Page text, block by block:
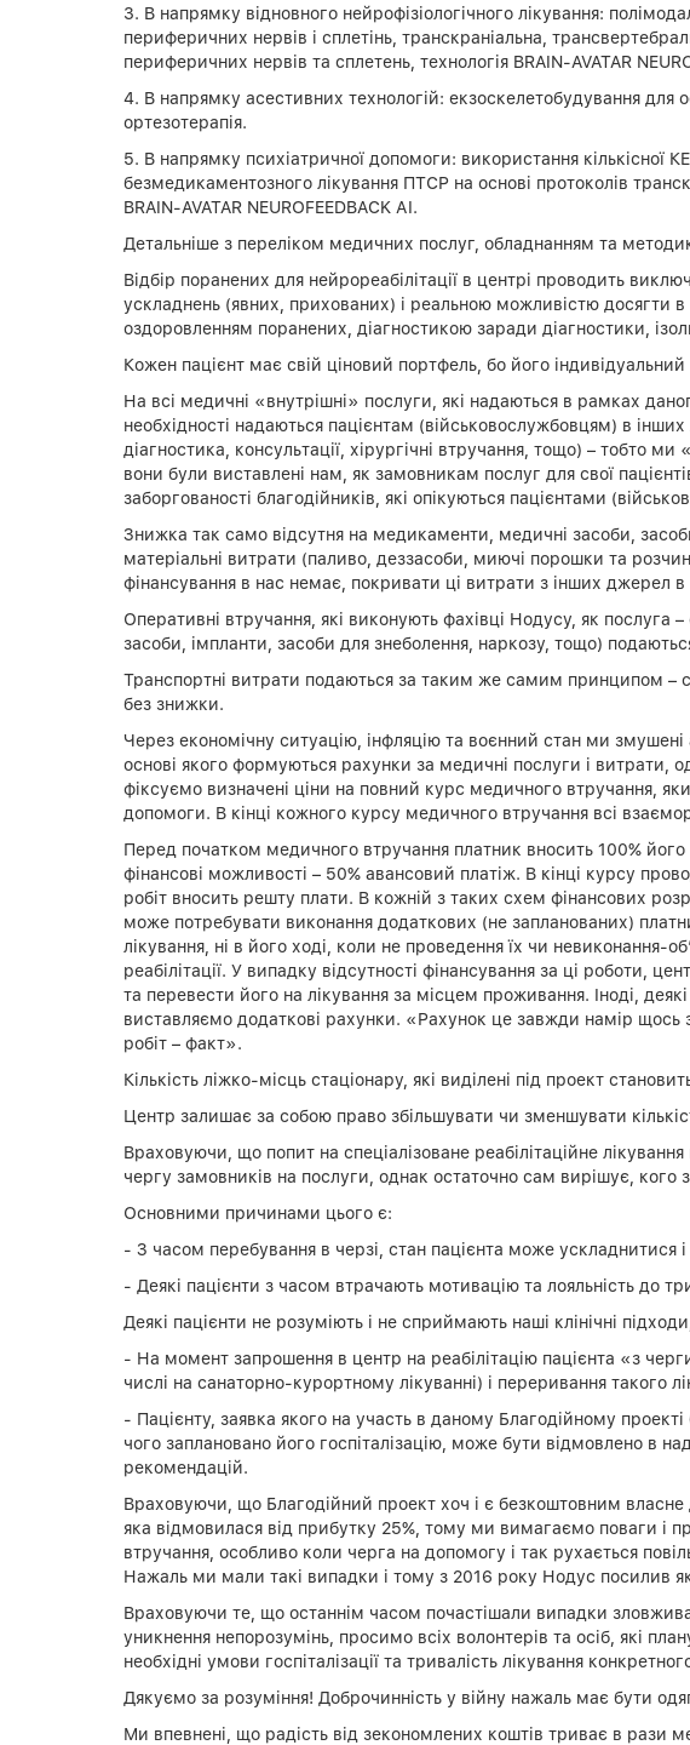
3. В напрямку відновного нейрофізіологічного лікування:
периферичних нервів і сплетінь, транскраніальна,
периферичних нервів та сплетень, технологія BRAIN-AVATAR
4. В напрямку асестивних технологій: екзоскелетобудування для
ортезотерапія.
5. В напрямку психіатричної допомоги: використання кількісної
безмедикаментозного лікування ПТСР на основі протоколів
BRAIN-AVATAR NEURОFEEDBACK АІ.
Детальніше з переліком медичних послуг, обладнанням та
Відбір поранених для нейрореабілітації в центрі проводить
ускладнень (явних, прихованих) і реальною можливістю досягти в
оздоровленням поранених, діагностикою заради діагностики,
Кожен пацієнт має свій ціновий портфель, бо його
На всі медичні «внутрішні» послуги, які надаються в рамках
необхідності надаються пацієнтам (військовослужбовцям) в
діагностика, консультації, хірургічні втручання, тощо) –
вони були виставлені нам, як замовникам послуг для свої
заборгованості благодійників, які опікуються пацієнтами
Знижка так само відсутня на медикаменти, медичні засоби,
матеріальні витрати (паливо, деззасоби, миючі порошки та
фінансування в нас немає, покривати ці витрати з інших джерел
Оперативні втручання, які виконують фахівці Нодусу, як
засоби, імпланти, засоби для знеболення, наркозу, тощо)
Транспортні витрати подаються за таким же самим принципом –
без знижки.
Через економічну ситуацію, інфляцію та воєнний стан ми
основі якого формуються рахунки за медичні послуги і
фіксуємо визначені ціни на повний курс медичного втручання,
допомоги. В кінці кожного курсу медичного втручання всі
Перед початком медичного втручання платник вносить 100%
фінансові можливості – 50% авансовий платіж. В кінці курсу
робіт вносить решту плати. В кожній з таких схем фінансових
може потребувати виконання додаткових (не запланованих)
лікування, ні в його ході, коли не проведення їх чи невиконання-
реабілітації. У випадку відсутності фінансування за ці
та перевести його на лікування за місцем проживання. Іноді,
виставляємо додаткові рахунки. «Рахунок це завжди намір щось
робіт – факт».
Кількість ліжко-місць стаціонару, які виділені під проект
Центр залишає за собою право збільшувати чи зменшувати
Враховуючи, що попит на спеціалізоване реабілітаційне
чергу замовників на послуги, однак остаточно сам вирішує, кого
Основними причинами цього є:
- З часом перебування в черзі, стан пацієнта може
- Деякі пацієнти з часом втрачають мотивацію та лояльність до
Деякі пацієнти не розуміють і не сприймають наші клінічні
- На момент запрошення в центр на реабілітацію пацієнта «з
числі на санаторно-курортному лікуванні) і переривання такого
- Пацієнту, заявка якого на участь в даному Благодійному
чого заплановано його госпіталізацію, може бути відмовлено в
рекомендацій.
Враховуючи, що Благодійний проект хоч і є безкоштовним власне
яка відмовилася від прибутку 25%, тому ми вимагаємо поваги і
втручання, особливо коли черга на допомогу і так рухається
Нажаль ми мали такі випадки і тому з 2016 року Нодус посилив
Враховуючи те, що останнім часом почастішали випадки
уникнення непорозумінь, просимо всіх волонтерів та осіб, які
необхідні умови госпіталізації та тривалість лікування
Дякуємо за розуміння! Доброчинність у війну нажаль має бути
Ми впевнені, що радість від зекономлених коштів триває в рази